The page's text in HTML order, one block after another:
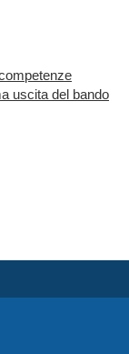
uscita del bando